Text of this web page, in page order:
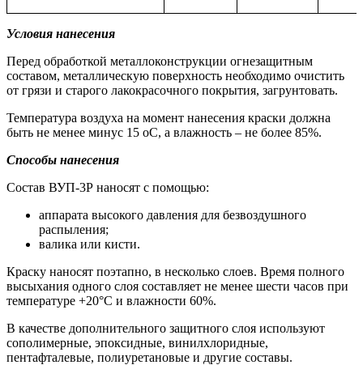
Условия нанесения
Перед обработкой металлоконструкции огнезащитным
составом, металлическую поверхность необходимо очистить
от грязи и старого лакокрасочного покрытия, загрунтовать.
Температура воздуха на момент нанесения краски должна
быть не менее минус 15 оС, а влажность – не более 85%.
Способы нанесения
Состав ВУП-3Р наносят с помощью:
аппарата высокого давления для безвоздушного
распыления;
валика или кисти.
Краску наносят поэтапно, в несколько слоев. Время полного
высыхания одного слоя составляет не менее шести часов при
температуре +20°C и влажности 60%.
В качестве дополнительного защитного слоя используют
сополимерные, эпоксидные, винилхлоридные,
пентафталевые, полиуретановые и другие составы.